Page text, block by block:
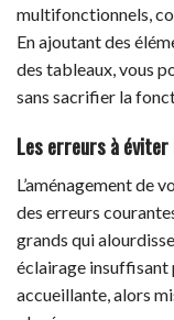
multifonctionnels,
En ajoutant des
des tableaux, vous
sans sacrifier la
Les erreurs à
L’aménagement de
des erreurs
grands qui
éclairage insuffisant
accueillante, alors